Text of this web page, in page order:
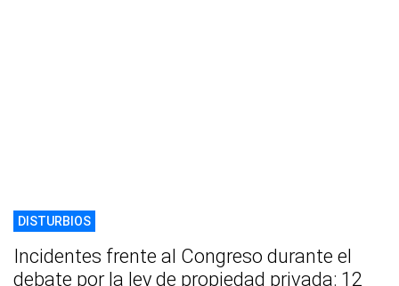
DISTURBIOS
Incidentes frente al Congreso durante el
debate por la ley de propiedad privada: 12